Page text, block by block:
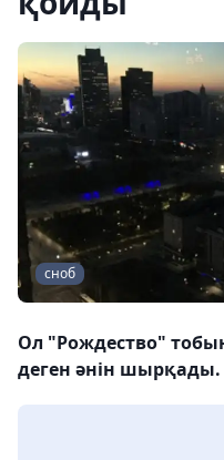
сноб
Ол "Рождество"
деген әнін шырқады.